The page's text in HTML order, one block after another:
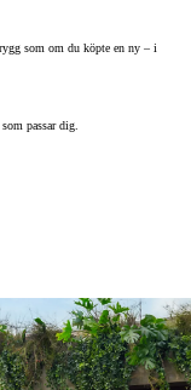
som om du köpte en ny – i
passar dig.